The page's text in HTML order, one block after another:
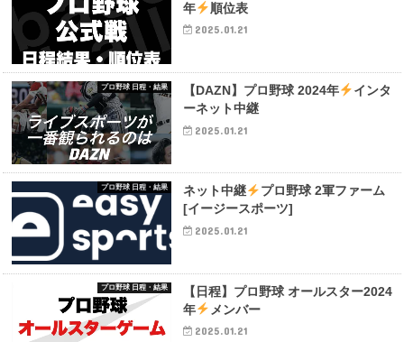
年
順位表
2025.01.21
プロ野球 日程・結果 【DAZN】プロ野球 2024年
インタ
ーネット中継
2025.01.21
プロ野球 日程・結果 ネット中継
プロ野球 2軍ファーム
[イージースポーツ]
2025.01.21
プロ野球 日程・結果
【日程】プロ野球 オールスター2024
年
メンバー
2025.01.21